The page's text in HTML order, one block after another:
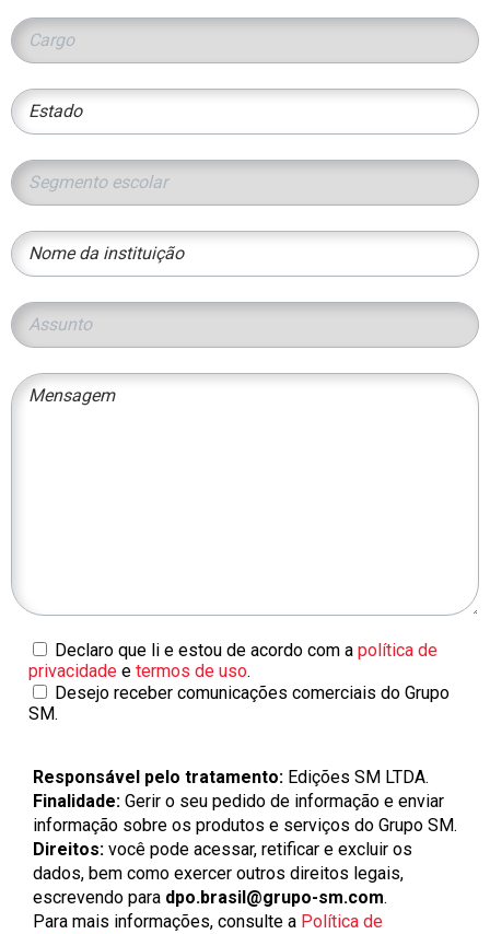
Declaro que li e estou de acordo com a política de
privacidade e termos de uso.
Desejo receber comunicações comerciais do Grupo
SM.
Responsável pelo tratamento: Edições SM LTDA.
Finalidade: Gerir o seu pedido de informação e enviar
informação sobre os produtos e serviços do Grupo SM.
Direitos: você pode acessar, retificar e excluir os
dados, bem como exercer outros direitos legais,
escrevendo para dpo.brasil@grupo-sm.com.
Para mais informações, consulte a Política de